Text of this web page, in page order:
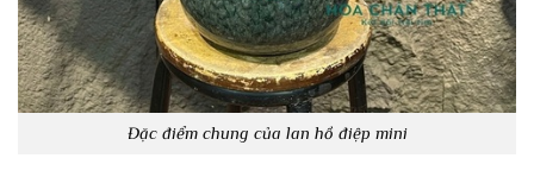
Đặc điểm chung của lan hồ điệp mini